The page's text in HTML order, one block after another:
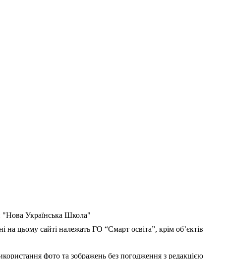
"Нова Українська Школа"
на цьому сайті належать ГО “Смарт освіта”, крім об’єктів
фото та зображень без погодження з редакцією